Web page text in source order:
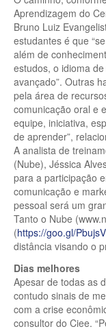
Aprendizagem do
Bruno Luiz
estudantes é que
além de
estudos, o idioma
avançado”. Outras
pela área de
comunicação oral e
equipe, iniciativa,
de aprender”,
A analista de
(Nube), Jéssica
para a participação
comunicação e
pessoal será um
Tanto o Nube
(https://goo.gl/PbujsV
distância visando o
Dias melhores
Apesar de todas as
contudo sinais de
com a crise
consultor do Ciee.